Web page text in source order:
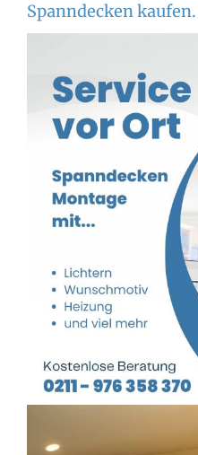
Spanndecken kaufen.